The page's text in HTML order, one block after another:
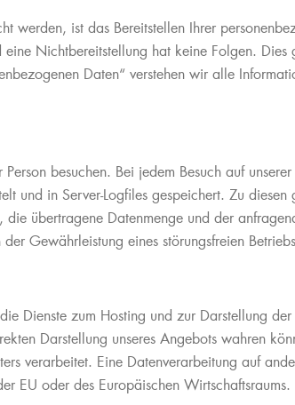
werden, ist das Bereitstellen Ihrer
Nichtbereitstellung hat keine Folgen.
Daten“ verstehen wir alle
besuchen. Bei jedem Besuch auf
und in Server-Logfiles gespeichert. Zu
die übertragene Datenmenge und der
Gewährleistung eines störungsfreien
Dienste zum Hosting und zur Darstellung
Darstellung unseres Angebots wahren
verarbeitet. Eine Datenverarbeitung auf
EU oder des Europäischen Wirtschaftsraums.